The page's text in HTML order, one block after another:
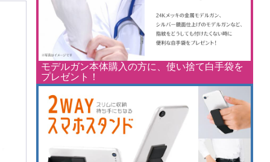
モデルガン本体購入の方に、使い捨て白手袋を
プレゼント！